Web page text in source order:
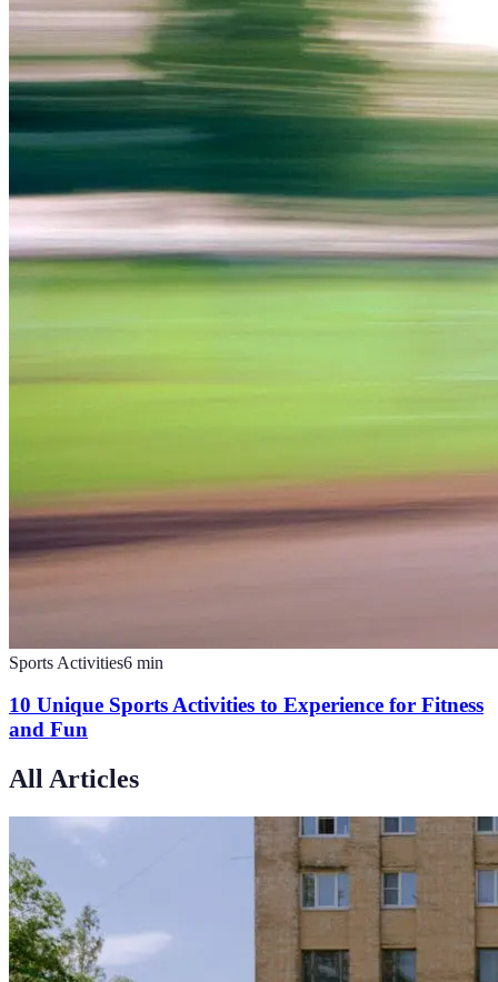
Sports Activities6 min
10 Unique Sports Activities to Experience for Fitness
and Fun
All Articles